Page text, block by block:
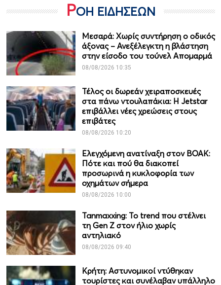
ΡΟΗ ΕΙΔΗΣΕΩΝ
Μεσαρά: Χωρίς συντήρηση ο οδικός
άξονας – Ανεξέλεγκτη η βλάστηση
στην είσοδο του τούνελ Απομαρμά
08/08/2026 10:35
Τέλος οι δωρεάν χειραποσκευές
στα πάνω ντουλαπάκια: Η Jetstar
επιβάλλει νέες χρεώσεις στους
επιβάτες
08/08/2026 10:20
Ελεγχόμενη ανατίναξη στον ΒΟΑΚ:
Πότε και πού θα διακοπεί
προσωρινά η κυκλοφορία των
οχημάτων σήμερα
08/08/2026 10:00
Tanmaxxing: To trend που στέλνει
τη Gen Z στον ήλιο χωρίς
αντηλιακό
08/08/2026 09:40
Κρήτη: Αστυνομικοί ντύθηκαν
τουρίστες και συνέλαβαν υπάλληλο